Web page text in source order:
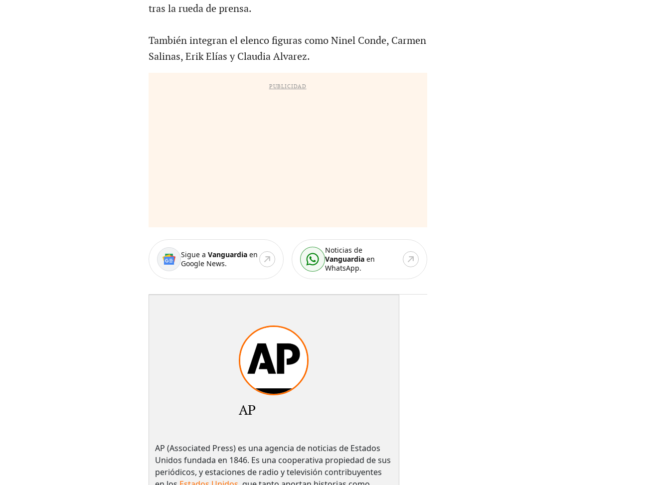
tras la rueda de prensa.
También integran el elenco figuras como Ninel Conde, Carmen
Salinas, Erik Elías y Claudia Alvarez.
PUBLICIDAD
Sigue a Vanguardiaen
Google News.
Noticias de
Vanguardia en
WhatsApp.
AP
AP (Associated Press) es una agencia de noticias de Estados
Unidos fundada en 1846. Es una cooperativa propiedad de sus
periódicos, y estaciones de radio y televisión contribuyentes